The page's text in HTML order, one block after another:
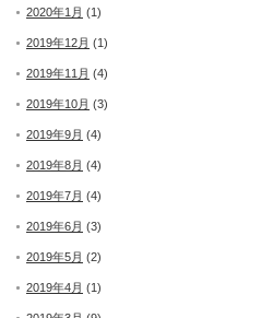
2020年1月 (1)
2019年12月 (1)
2019年11月 (4)
2019年10月 (3)
2019年9月 (4)
2019年8月 (4)
2019年7月 (4)
2019年6月 (3)
2019年5月 (2)
2019年4月 (1)